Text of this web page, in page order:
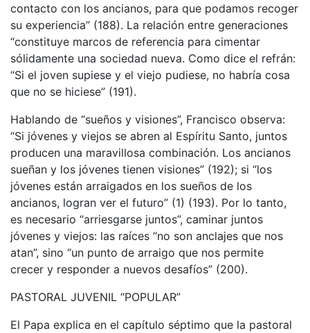
contacto con los ancianos, para que podamos recoger
su experiencia” (188). La relación entre generaciones
“constituye marcos de referencia para cimentar
sólidamente una sociedad nueva. Como dice el refrán:
“Si el joven supiese y el viejo pudiese, no habría cosa
que no se hiciese” (191).
Hablando de “sueños y visiones”, Francisco observa:
“Si jóvenes y viejos se abren al Espíritu Santo, juntos
producen una maravillosa combinación. Los ancianos
sueñan y los jóvenes tienen visiones” (192); si “los
jóvenes están arraigados en los sueños de los
ancianos, logran ver el futuro” (1) (193). Por lo tanto,
es necesario “arriesgarse juntos”, caminar juntos
jóvenes y viejos: las raíces “no son anclajes que nos
atan”, sino “un punto de arraigo que nos permite
crecer y responder a nuevos desafíos” (200).
PASTORAL JUVENIL “POPULAR”
El Papa explica en el capítulo séptimo que la pastoral